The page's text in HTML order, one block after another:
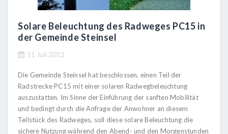
Solare Beleuchtung des Radweges PC15 in
der Gemeinde Steinsel
11 Juli 2012
Die Gemeinde Steinsel hat beschlossen, einen Teil der
Radstrecke PC15 mit einer solaren Radwegbeleuchtung
auszustatten. Im Sinne der Einführung der sanften Mobilität
und bedingt durch die Anfrage der Anwohner an diesem
Teilstück des Radweges, soll diese solare Beleuchtung die
sichere Nutzung während den Abend- und den Morgenstunden